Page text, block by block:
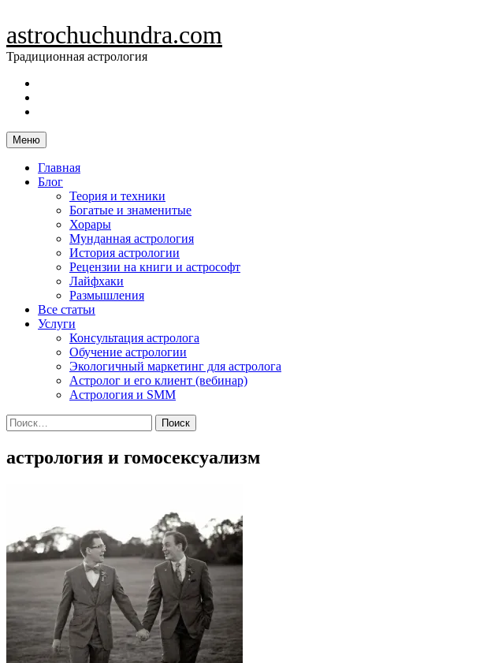
content
astrochuchundra.com
Традиционная астрология
Меню
Главная
Блог
Теория и техники
Богатые и знаменитые
Хорары
Мунданная астрология
История астрологии
Рецензии на книги и астрософт
Лайфхаки
Размышления
Все статьи
Услуги
Консультация астролога
Обучение астрологии
Экологичный маркетинг для астролога
Астролог и его клиент (вебинар)
Астрология и SMM
Найти:
астрология и гомосексуализм